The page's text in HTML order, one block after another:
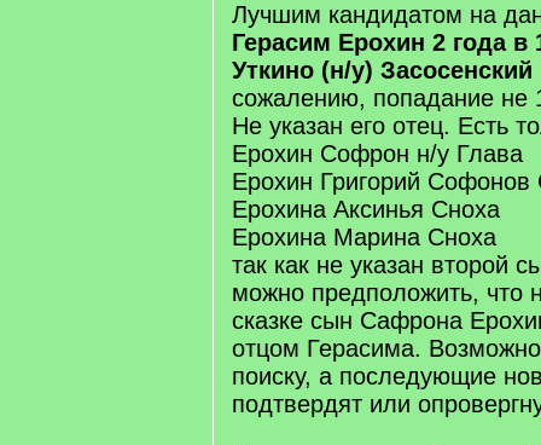
Лучшим кандидатом на
Герасим Ерохин 2 года в
Уткино (н/у) Засосенский
сожалению, попадание не
Не указан его отец. Есть
Ерохин Софрон н/у Глава
Ерохин Григорий
Ерохина Аксинья Сноха
Ерохина Марина Сноха
так как не указан второй
можно предположить, что
сказке сын Сафрона
отцом Герасима.
поиску, а последующие
подтвердят или